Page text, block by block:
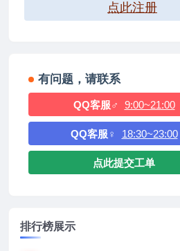
点此注册
有问题，请联系
QQ客服♂ 9:00~21:00
QQ客服♀ 18:30~23:00
点此提交工单
排行榜展示